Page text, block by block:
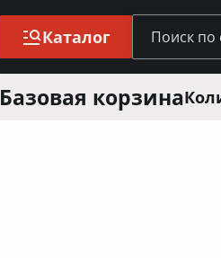
Каталог
Базовая корзина